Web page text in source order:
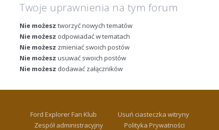
Twoje uprawnienia na tym forum
Nie możesz tworzyć nowych tematów
Nie możesz odpowiadać w tematach
Nie możesz zmieniać swoich postów
Nie możesz usuwać swoich postów
Nie możesz dodawać załączników
Ford Explorer Fan Klub
Usuń ciasteczka witryny
Zespół administracyjny
Polityka Prywatności